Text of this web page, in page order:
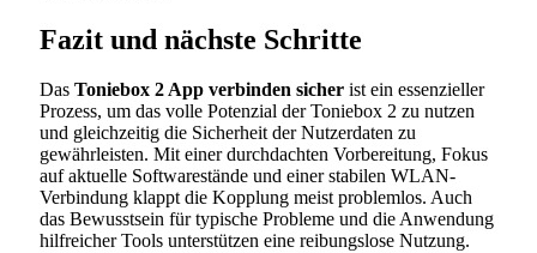
Fazit und nächste Schritte
Das Toniebox 2 App verbinden sicher ist ein essenzieller
Prozess, um das volle Potenzial der Toniebox 2 zu nutzen
und gleichzeitig die Sicherheit der Nutzerdaten zu
gewährleisten. Mit einer durchdachten Vorbereitung, Fokus
auf aktuelle Softwarestände und einer stabilen WLAN-
Verbindung klappt die Kopplung meist problemlos. Auch
das Bewusstsein für typische Probleme und die Anwendung
hilfreicher Tools unterstützen eine reibungslose Nutzung.